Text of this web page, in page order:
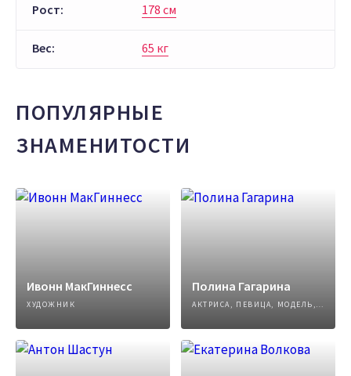
Рост: 178 см
Вес: 65 кг
ПОПУЛЯРНЫЕ
ЗНАМЕНИТОСТИ
Ивонн МакГиннесс
ХУДОЖНИК
Полина Гагарина
АКТРИСА, ПЕВИЦА, МОДЕЛЬ, АВТОР ПЕСЕН